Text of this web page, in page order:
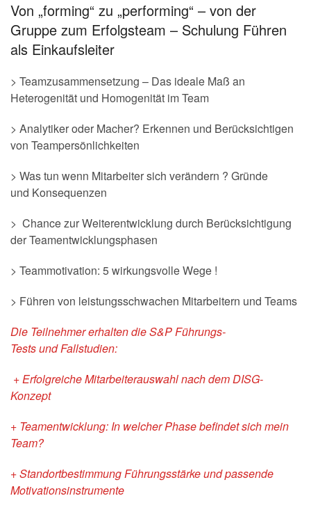
Von „forming“ zu „performing“ – von der
Gruppe zum Erfolgsteam – Schulung Führen
als Einkaufsleiter
> Teamzusammensetzung – Das ideale Maß an
Heterogenität und Homogenität im Team
> Analytiker oder Macher? Erkennen und Berücksichtigen
von Teampersönlichkeiten
> Was tun wenn Mitarbeiter sich verändern ? Gründe
und Konsequenzen
> Chance zur Weiterentwicklung durch Berücksichtigung
der Teamentwicklungsphasen
> Teammotivation: 5 wirkungsvolle Wege !
> Führen von leistungsschwachen Mitarbeitern und Teams
Die Teilnehmer erhalten dieS&P Führungs-
TestsundFallstudien:
+ Erfolgreiche Mitarbeiterauswahl nach dem DISG-
Konzept
+ Teamentwicklung: In welcher Phase befindet sich mein
Team?
+ Standortbestimmung Führungsstärke und passende
Motivationsinstrumente